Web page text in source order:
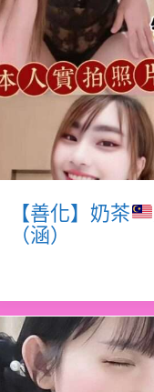
【善化】奶茶
（涵）